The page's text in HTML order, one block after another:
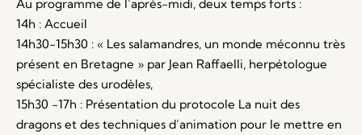
Au programme de l’après-midi, deux temps forts :
14h : Accueil
14h30-15h30 : « Les salamandres, un monde méconnu très
présent en Bretagne » par Jean Raffaelli, herpétologue
spécialiste des urodèles,
15h30 -17h : Présentation du protocole La nuit des
dragons et des techniques d’animation pour le mettre en